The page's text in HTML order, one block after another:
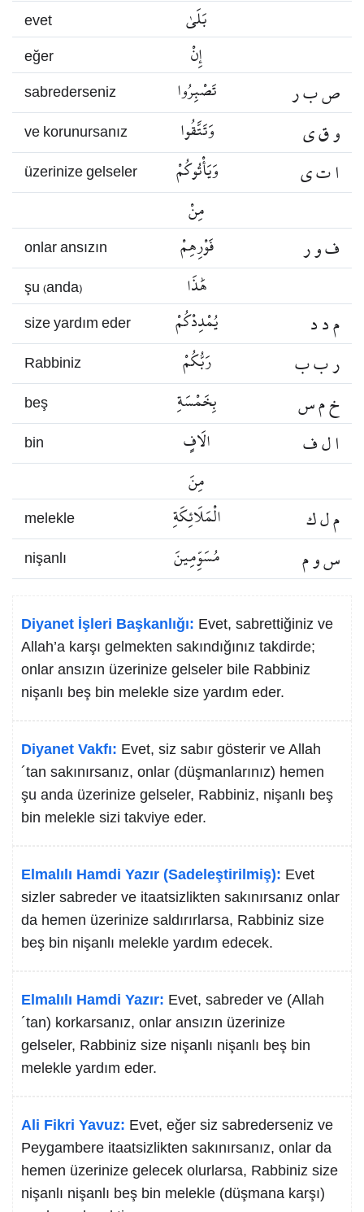
evet بَلَىٰ
eğer إِنْ
sabrederseniz تَصْبِرُوا ص ب ر
ve korunursanız وَتَتَّقُوا و ق ي
üzerinize gelseler وَيَأْتُوكُمْ ا ت ي
مِنْ
onlar ansızın فَوْرِهِمْ ف و ر
şu (anda) هَٰذَا
size yardım eder يُمْدِدْكُمْ م د د
Rabbiniz رَبُّكُمْ ر ب ب
beş بِخَمْسَةِ خ م س
bin الَافٍ ا ل ف
مِنَ
melekle الْمَلَائِكَةِ م ل ك
nişanlı مُسَوِّمِينَ س و م
Diyanet İşleri Başkanlığı: Evet, sabrettiğiniz ve
Allah’a karşı gelmekten sakındığınız takdirde;
onlar ansızın üzerinize gelseler bile Rabbiniz
nişanlı beş bin melekle size yardım eder.
Diyanet Vakfı: Evet, siz sabır gösterir ve Allah
´tan sakınırsanız, onlar (düşmanlarınız) hemen
şu anda üzerinize gelseler, Rabbiniz, nişanlı beş
bin melekle sizi takviye eder.
Elmalılı Hamdi Yazır (Sadeleştirilmiş): Evet
sizler sabreder ve itaatsizlikten sakınırsanız onlar
da hemen üzerinize saldırırlarsa, Rabbiniz size
beş bin nişanlı melekle yardım edecek.
Elmalılı Hamdi Yazır: Evet, sabreder ve (Allah
´tan) korkarsanız, onlar ansızın üzerinize
gelseler, Rabbiniz size nişanlı nişanlı beş bin
melekle yardım eder.
Ali Fikri Yavuz: Evet, eğer siz sabrederseniz ve
Peygambere itaatsizlikten sakınırsanız, onlar da
hemen üzerinize gelecek olurlarsa, Rabbiniz size
nişanlı nişanlı beş bin melekle (düşmana karşı)